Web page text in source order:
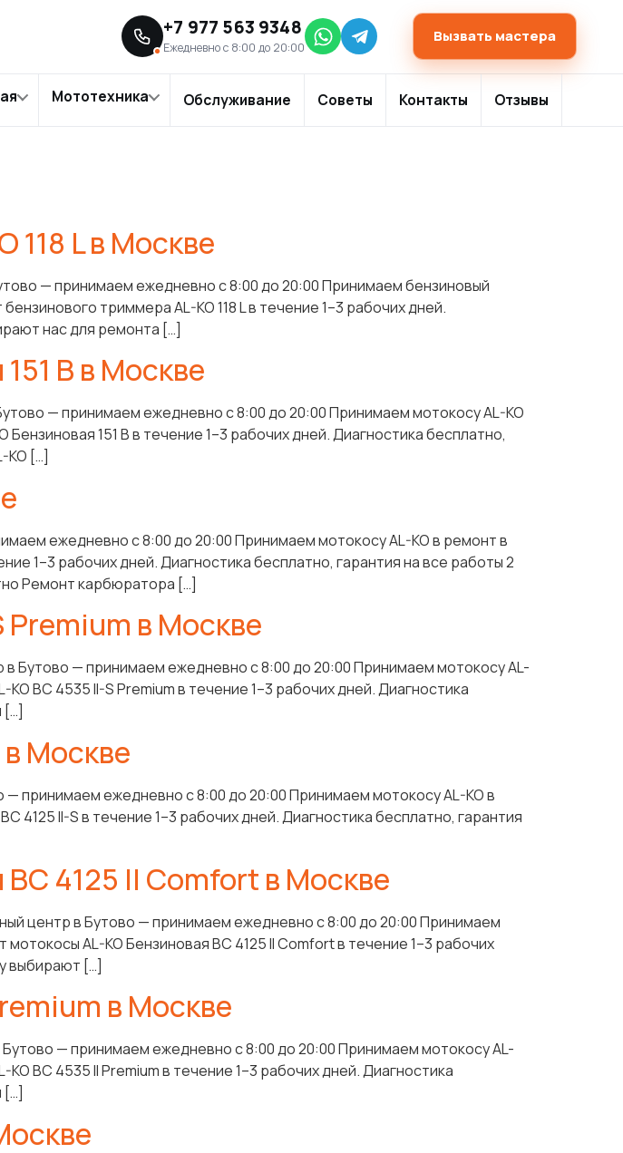
+7 977 563 9348
Ежедневно с 8:00 до 20:00
Вызвать мастера
Мототехника Обслуживание Советы Контакты Отзывы
118 L в Москве
— принимаем ежедневно с 8:00 до 20:00 Принимаем бензиновый
триммера AL-KO 118 L в течение 1–3 рабочих дней.
нас для ремонта […]
B в Москве
— принимаем ежедневно с 8:00 до 20:00 Принимаем мотокосу AL-KO
151 B в течение 1–3 рабочих дней. Диагностика бесплатно,
KO […]
ежедневно с 8:00 до 20:00 Принимаем мотокосу AL-KO в ремонт в
1–3 рабочих дней. Диагностика бесплатно, гарантия на все работы 2
Ремонт карбюратора […]
Premium в Москве
Бутово — принимаем ежедневно с 8:00 до 20:00 Принимаем мотокосу AL-
BC 4535 II-S Premium в течение 1–3 рабочих дней. Диагностика
[…]
Москве
принимаем ежедневно с 8:00 до 20:00 Принимаем мотокосу AL-KO в
II-S в течение 1–3 рабочих дней. Диагностика бесплатно, гарантия
4125 II Comfort в Москве
центр в Бутово — принимаем ежедневно с 8:00 до 20:00 Принимаем
AL-KO Бензиновая BC 4125 II Comfort в течение 1–3 рабочих
выбирают […]
в Москве
— принимаем ежедневно с 8:00 до 20:00 Принимаем мотокосу AL-
BC 4535 II Premium в течение 1–3 рабочих дней. Диагностика
[…]